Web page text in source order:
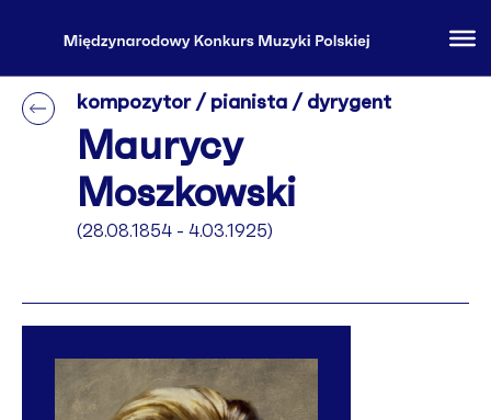
kompozytor / pianista / dyrygent
Maurycy
Moszkowski
(28.08.1854 - 4.03.1925)